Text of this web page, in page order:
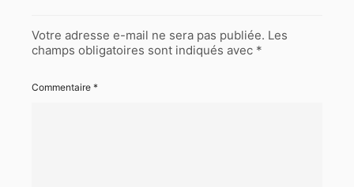
Votre adresse e-mail ne sera pas publiée. Les
champs obligatoires sont indiqués avec *
Commentaire *